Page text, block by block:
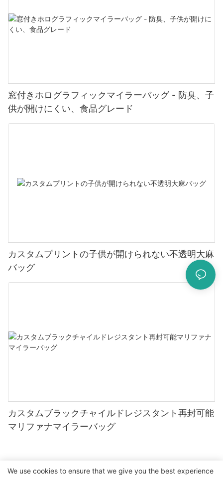
窓付きホログラフィックマイラーバッグ - 防臭、子
供が開けにくい、食品グレード
カスタムプリントの子供が開けられない不透明大麻
バッグ
カスタムブラックチャイルドレジスタント再封可能
マリファナマイラーバッグ
We use cookies to ensure that we give you the best experience